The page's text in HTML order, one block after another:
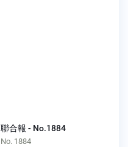
聯合報 - No.1884
No. 1884